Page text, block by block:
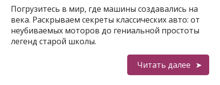
Погрузитесь в мир, где машины создавались на
века. Раскрываем секреты классических авто: от
неубиваемых моторов до гениальной простоты
легенд старой школы.
Читать далее